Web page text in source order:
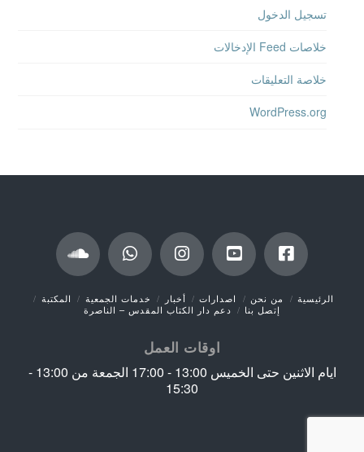
تسجيل الدخول
خلاصات Feed الإدخالات
خلاصة التعليقات
WordPress.org
الرئيسية من نحن اصدارات أخبار خدمات الجمعية
المكتبة
إتصل بنا
دعم دار الكتاب المقدس – الناصرة
اوقات العمل
ايام الاثنين حتى الخميس 13:00 - 17:00 الجمعة من 13:00 -
15:30